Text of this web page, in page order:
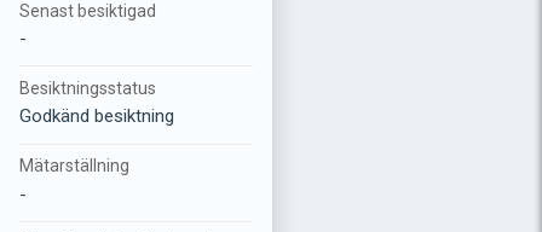
Senast besiktigad
-
Besiktningsstatus
Godkänd besiktning
Mätarställning
-